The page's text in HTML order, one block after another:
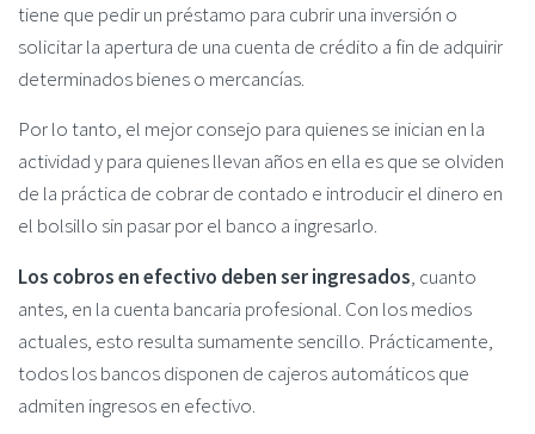
tiene que pedir un préstamo para cubrir una inversión o
solicitar la apertura de una cuenta de crédito a fin de adquirir
determinados bienes o mercancías.
Por lo tanto, el mejor consejo para quienes se inician en la
actividad y para quienes llevan años en ella es que se olviden
de la práctica de cobrar de contado e introducir el dinero en
el bolsillo sin pasar por el banco a ingresarlo.
Los cobros en efectivo deben ser ingresados, cuanto
antes, en la cuenta bancaria profesional. Con los medios
actuales, esto resulta sumamente sencillo. Prácticamente,
todos los bancos disponen de cajeros automáticos que
admiten ingresos en efectivo.